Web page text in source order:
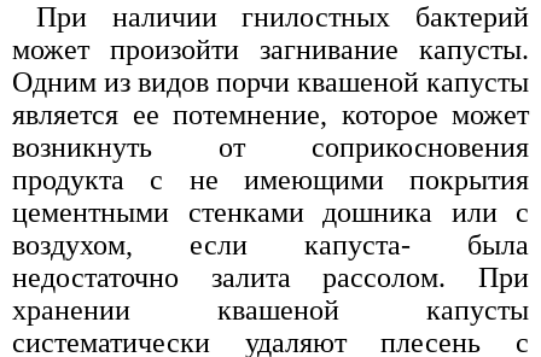
При наличии гнилостных бактерий
может произойти загнивание капусты.
Одним из видов порчи квашеной капусты
является ее потемнение, которое может
возникнуть от соприкосновения
продукта с не имеющими покрытия
цементными стенками дошника или с
воздухом, если капуста- была
недостаточно залита рассолом. При
хранении квашеной капусты
систематически удаляют плесень с